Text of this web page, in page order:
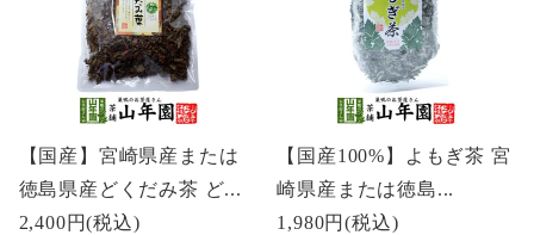
【国産】宮崎県産または
徳島県産どくだみ茶 ど...
2,400円(税込)
【国産100%】よもぎ茶 宮
崎県産または徳島...
1,980円(税込)